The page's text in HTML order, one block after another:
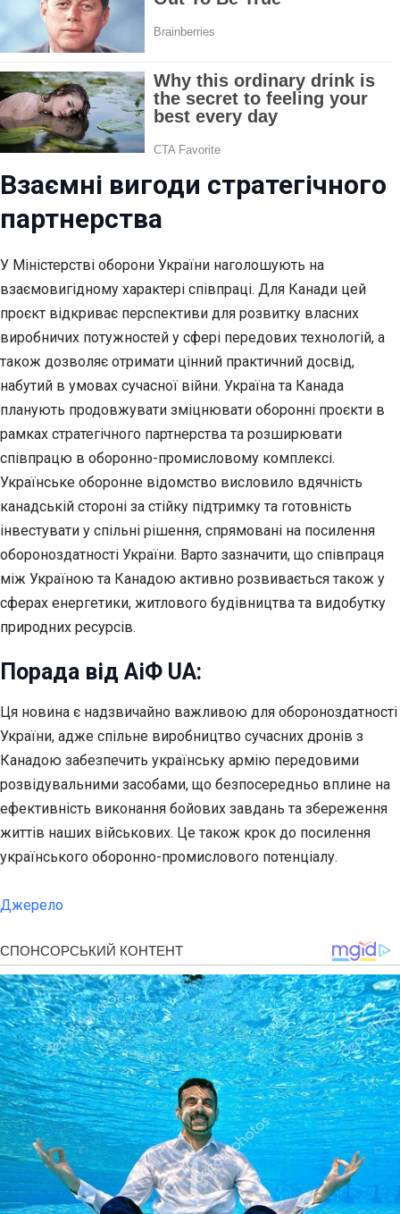
Взаємні вигоди стратегічного
партнерства
У Міністерстві оборони України наголошують на
взаємовигідному характері співпраці. Для Канади цей
проєкт відкриває перспективи для розвитку власних
виробничих потужностей у сфері передових технологій, а
також дозволяє отримати цінний практичний досвід,
набутий в умовах сучасної війни. Україна та Канада
планують продовжувати зміцнювати оборонні проєкти в
рамках стратегічного партнерства та розширювати
співпрацю в оборонно-промисловому комплексі.
Українське оборонне відомство висловило вдячність
канадській стороні за стійку підтримку та готовність
інвестувати у спільні рішення, спрямовані на посилення
обороноздатності України. Варто зазначити, що співпраця
між Україною та Канадою активно розвивається також у
сферах енергетики, житлового будівництва та видобутку
природних ресурсів.
Порада від АіФ UA:
Ця новина є надзвичайно важливою для обороноздатності
України, адже спільне виробництво сучасних дронів з
Канадою забезпечить українську армію передовими
розвідувальними засобами, що безпосередньо вплине на
ефективність виконання бойових завдань та збереження
життів наших військових. Це також крок до посилення
українського оборонно-промислового потенціалу.
Джерело